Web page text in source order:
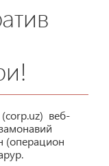
(corp.uz) веб-
(операцион